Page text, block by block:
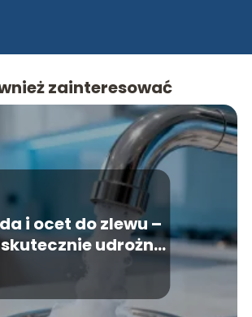
zainteresować
i ocet do zlewu –
udrożnić